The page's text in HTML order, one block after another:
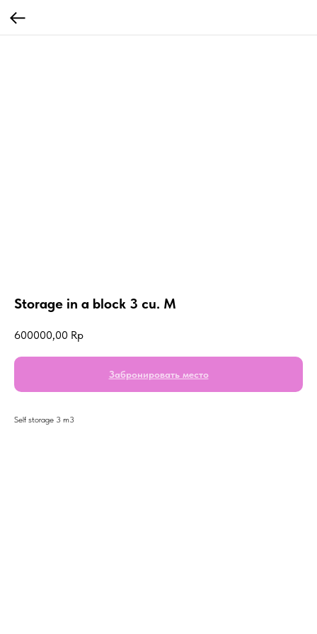
Storage in a block 3 cu. M
600000,00 Rp
Забронировать место
Self storage 3 m3